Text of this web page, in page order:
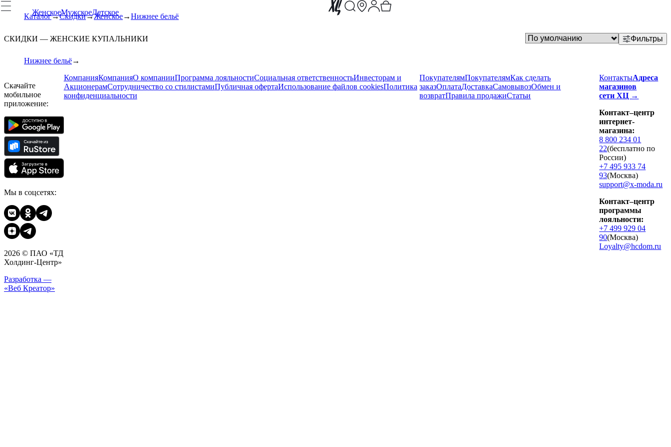
ЖенскоеМужскоеДетское
Каталог Скидки Женское Нижнее бельё
СКИДКИ — ЖЕНСКИЕ КУПАЛЬНИКИ
Нижнее бельё
Фильтры
Скачайте
мобильное
приложение:
Мы в соцсетях:
2026 © ПАО «ТД
Холдинг-Центр»
Разработка —
«Веб Креатор»
КомпанияКомпанияО компанииПрограмма лояльностиСоциальная ответственностьИнвесторам и
АкционерамСотрудничество со стилистамиПубличная офертаИспользование файлов cookiesПолитика
конфиденциальности
ПокупателямПокупателямКак сделать
заказОплатаДоставкаCамовывозОбмен и
возвратПравила продажиСтатьи
КонтактыАдреса
магазинов
сети ХЦ →
Контакт–центр
интернет-
магазина:
8 800 234 01
22(бесплатно по
России)
+7 495 933 74
93(Москва)
support@x-moda.ru
Контакт–центр
программы
лояльности:
+7 499 929 04
90(Москва)
Loyalty@hcdom.ru